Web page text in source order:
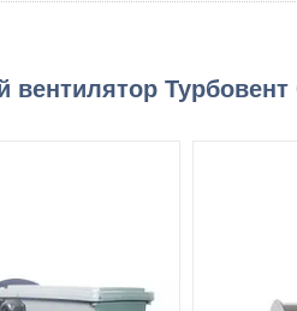
вентилятор Турбовент